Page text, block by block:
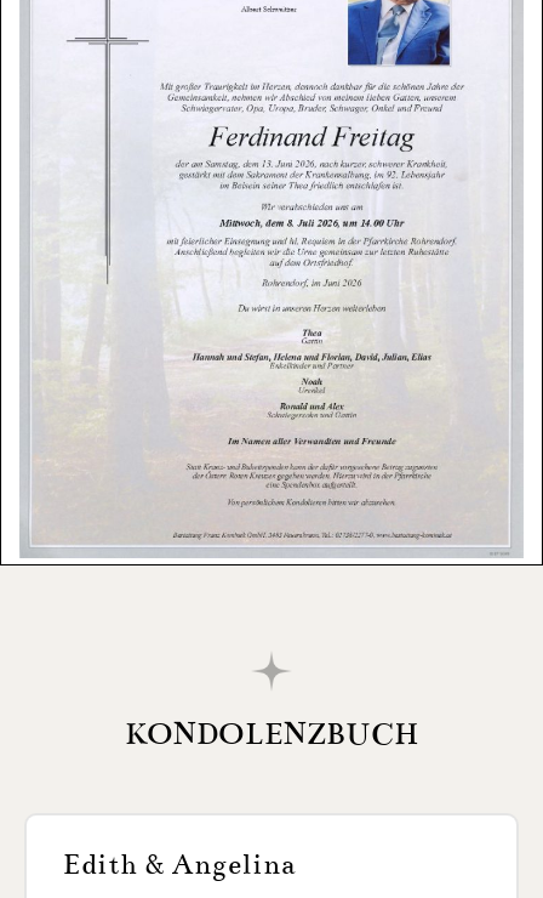
KONDOLENZBUCH
Edith & Angelina